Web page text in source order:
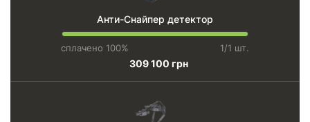
Анти-Снайпер детектор
сплачено 100% 1/1 шт.
309 100 грн